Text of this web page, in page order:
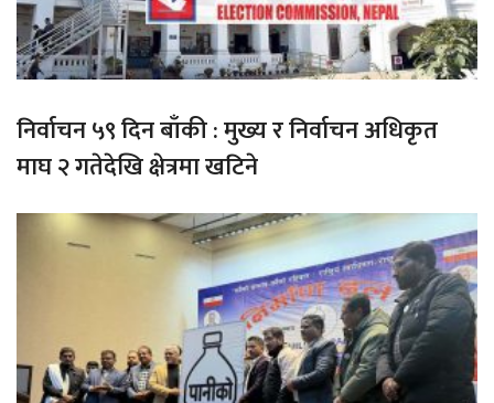
निर्वाचन ५९ दिन बाँकी : मुख्य र निर्वाचन अधिकृत
माघ २ गतेदेखि क्षेत्रमा खटिने